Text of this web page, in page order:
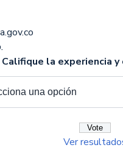
Califique la experiencia
Ver